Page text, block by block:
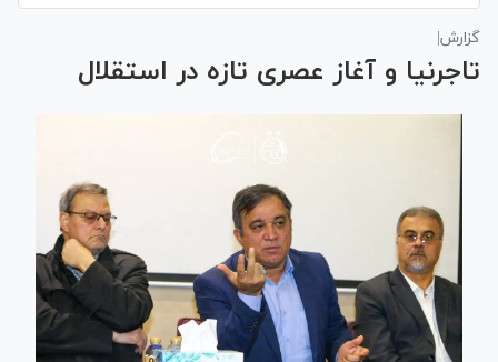
گزارش|
تاجرنیا و آغاز عصری تازه در استقلال